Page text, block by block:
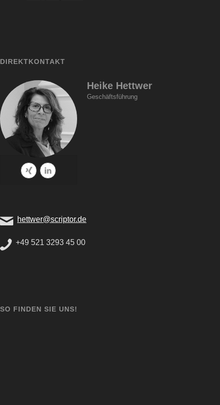
DIREKTKONTAKT
Heike Hettwer
Geschäftsführung
hettwer@scriptor.de
+49 521 3293 45 00
SO FINDEN SIE UNS!